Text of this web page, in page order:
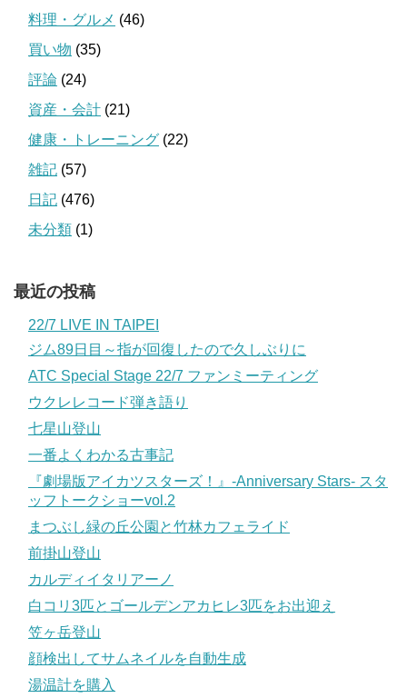
料理・グルメ (46)
買い物 (35)
評論 (24)
資産・会計 (21)
健康・トレーニング (22)
雑記 (57)
日記 (476)
未分類 (1)
最近の投稿
22/7 LIVE IN TAIPEI
ジム89日目～指が回復したので久しぶりに
ATC Special Stage 22/7 ファンミーティング
ウクレレコード弾き語り
七星山登山
一番よくわかる古事記
『劇場版アイカツスターズ！』-Anniversary Stars- スタ
ッフトークショーvol.2
まつぶし緑の丘公園と竹林カフェライド
前掛山登山
カルディイタリアーノ
白コリ3匹とゴールデンアカヒレ3匹をお出迎え
笠ヶ岳登山
顔検出してサムネイルを自動生成
湯温計を購入